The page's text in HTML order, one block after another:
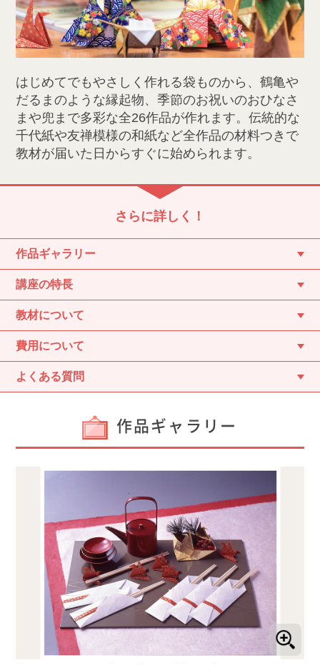
はじめてでもやさしく作れる袋ものから、鶴亀や
だるまのような縁起物、季節のお祝いのおひなさ
まや兜まで多彩な全26作品が作れます。伝統的な
千代紙や友禅模様の和紙など全作品の材料つきで
教材が届いた日からすぐに始められます。
さらに詳しく！
作品ギャラリー
講座の特長
教材について
費用について
よくある質問
作品ギャラリー